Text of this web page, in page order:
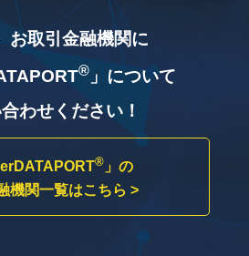
お取引金融機関に
®」について
わせください！
®」の
機関一覧はこちら >